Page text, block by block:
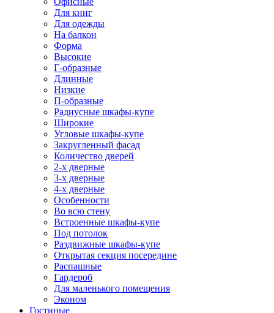
Для книг
Для одежды
На балкон
Форма
Высокие
Г-образные
Длинные
Низкие
П-образные
Радиусные шкафы-купе
Широкие
Угловые шкафы-купе
Закругленный фасад
Количество дверей
2-х дверные
3-х дверные
4-х дверные
Особенности
Во всю стену
Встроенные шкафы-купе
Под потолок
Раздвижные шкафы-купе
Открытая секция посередине
Распашные
Гардероб
Для маленького помещения
Эконом
Гостиные